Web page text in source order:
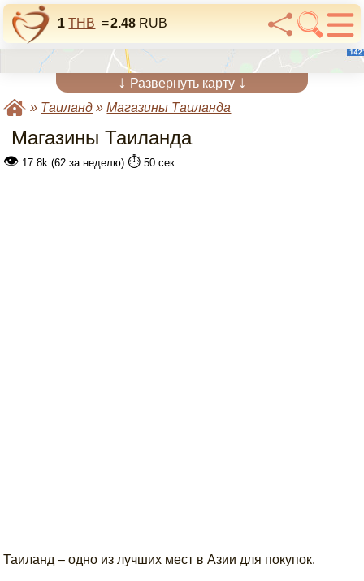
1 THB =2.48 RUB
↓ Развернуть карту ↓
» Таиланд »Магазины Таиланда
Магазины Таиланда
👁 17.8k (62 за неделю) ⏱️ 50 сек.
Таиланд – одно из лучших мест в Азии для покупок.